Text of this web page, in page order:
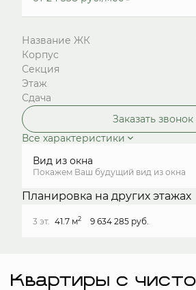
Название ЖК
Корпус
Секция
Этаж
Сдача
Заказать звонок
Все характеристики
Вид из окна
Покажем Ваш будущий вид из окна
Планировка на других этажах
3 эт. 41.7 м2 9 634 285 руб.
Квартиры с